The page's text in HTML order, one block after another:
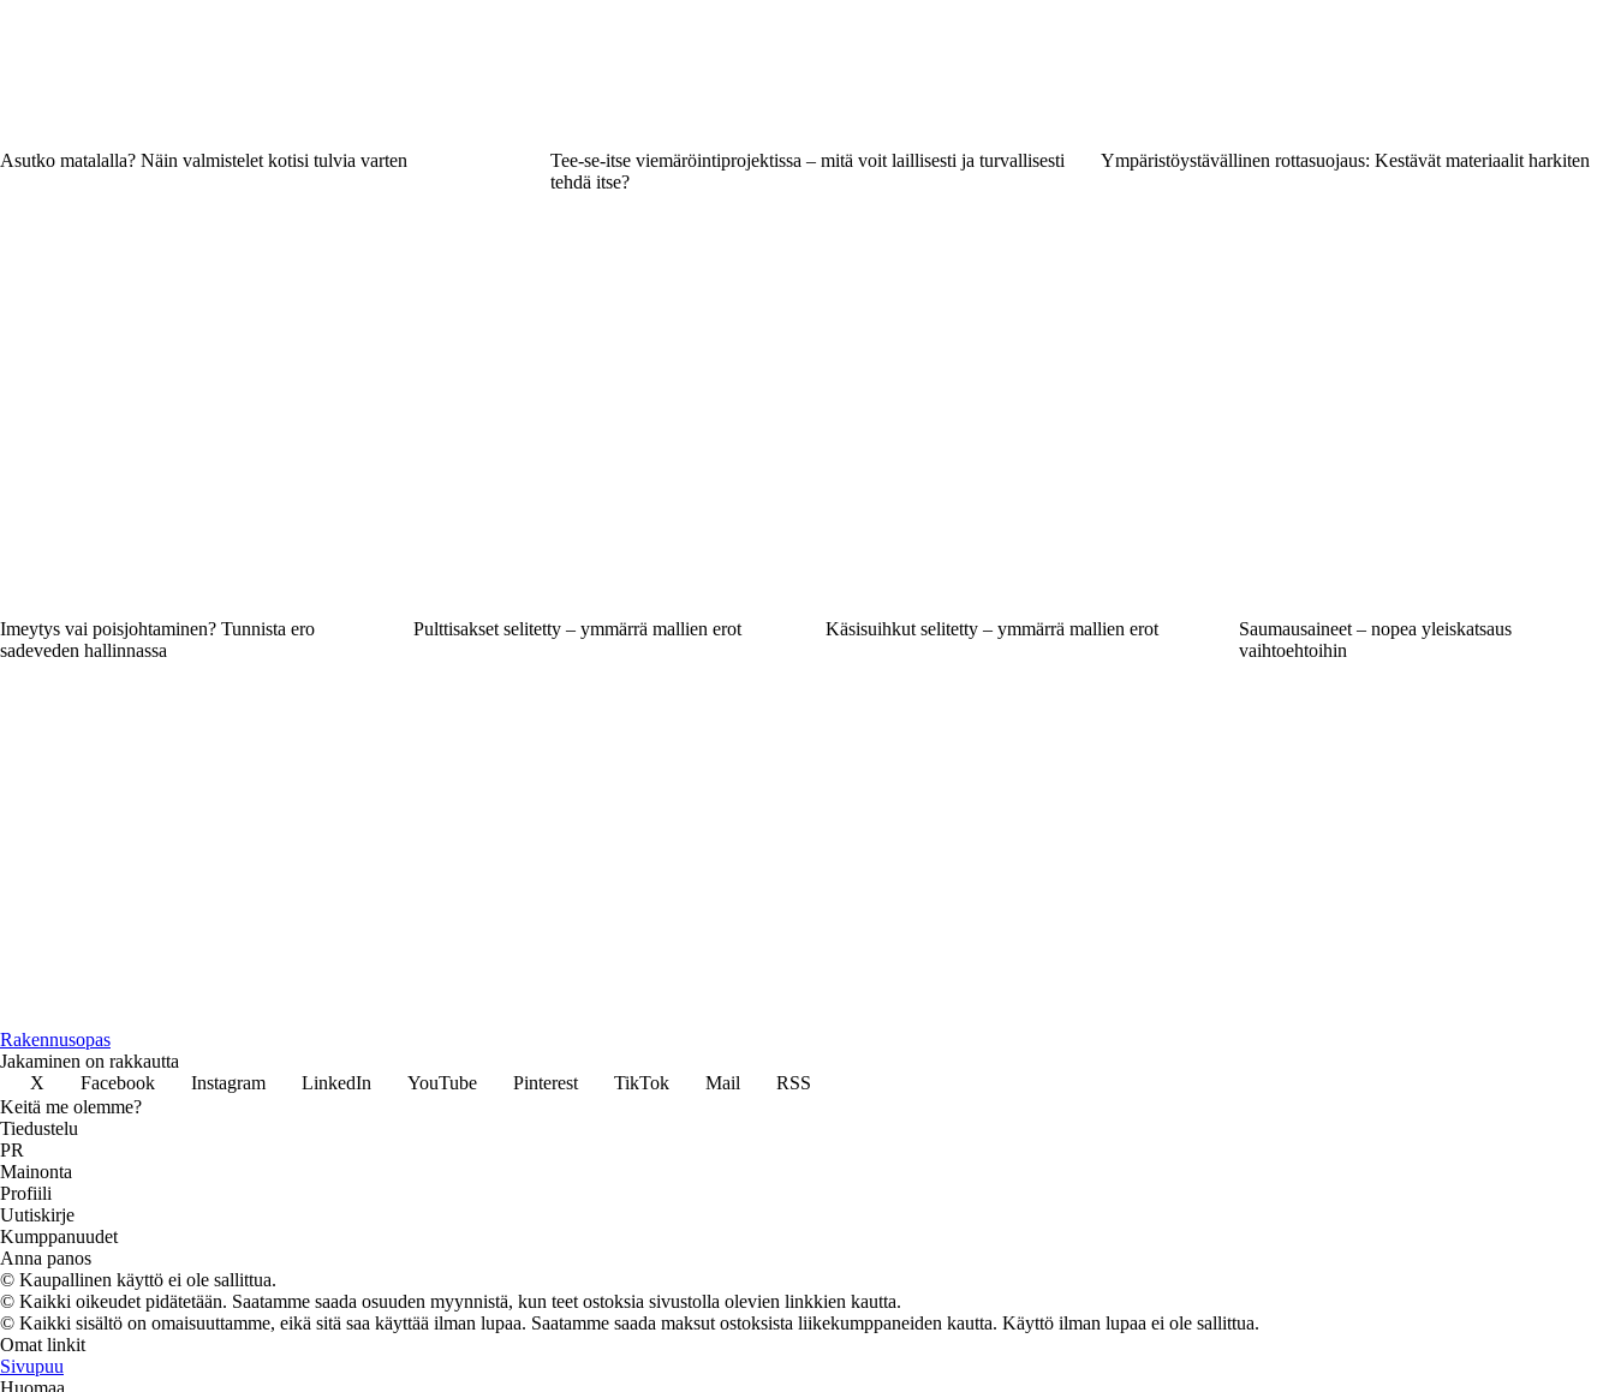
Asutko matalalla? Näin valmistelet kotisi tulvia varten
Tee-se-itse viemäröintiprojektissa – mitä voit laillisesti ja turvallisesti
tehdä itse?
Ympäristöystävällinen rottasuojaus: Kestävät materiaalit harkiten
Imeytys vai poisjohtaminen? Tunnista ero
sadeveden hallinnassa
Pulttisakset selitetty – ymmärrä mallien erot Käsisuihkut selitetty – ymmärrä mallien erot
Saumausaineet – nopea yleiskatsaus
vaihtoehtoihin
Rakennusopas
Jakaminen on rakkautta
X
Facebook Instagram LinkedIn YouTube Pinterest TikTok Mail
RSS
Keitä me olemme?
Tiedustelu
PR
Mainonta
Profiili
Uutiskirje
Kumppanuudet
Anna panos
© Kaupallinen käyttö ei ole sallittua.
© Kaikki oikeudet pidätetään. Saatamme saada osuuden myynnistä, kun teet ostoksia sivustolla olevien linkkien kautta.
© Kaikki sisältö on omaisuuttamme, eikä sitä saa käyttää ilman lupaa. Saatamme saada maksut ostoksista liikekumppaneiden kautta. Käyttö ilman lupaa ei ole sallittua.
Omat linkit
Sivupuu
Huomaa